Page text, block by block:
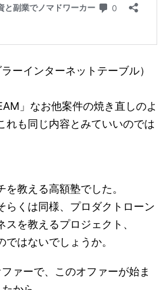
ーインターネットテーブル）
」なお他案件の焼き直しのよ
れも同じ内容とみていいのでは
教える高額塾でした。
らくは同様、プロダクトローン
を教えるプロジェクト、
ではないでしょうか。
ァーで、このオファーが始ま